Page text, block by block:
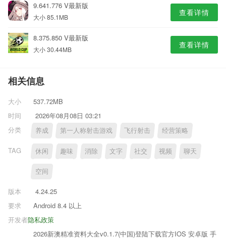
9.641.776 V最新版
大小 85.1MB 查看详情
8.375.850 V最新版
大小 30.44MB 查看详情
相关信息
大小
537.72MB
时间
2026年08月08日 03:21
分类
养成 第一人称射击游戏 飞行射击 经营策略
TAG 休闲 趣味 消除 文字 社交 视频 聊天
空间
版本
4.24.25
要求
Android 8.4 以上
隐私政策
开发者
2026新澳精准资料大全v0.1.7(中国)登陆下载官方IOS 安卓版 手